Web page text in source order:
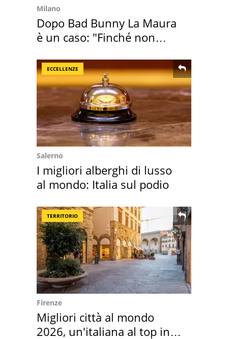
Milano
Dopo Bad Bunny La Maura
è un caso: "Finché non
ECCELLENZE
Salerno
I migliori alberghi di lusso
al mondo: Italia sul podio
TERRITORIO
Firenze
Migliori città al mondo
2026, un'italiana al top in